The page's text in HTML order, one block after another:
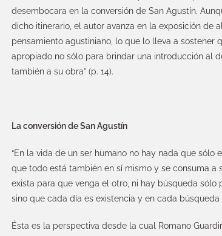
desembocara en la conversión de San Agustín.
dicho itinerario, el autor avanza en la exposición de
pensamiento agustiniano, lo que lo lleva a sostener
apropiado no sólo para brindar una introducción al
también a su obra” (p. 14).
La conversión de San Agustín
“En la vida de un ser humano no hay nada que sólo
que todo está también en sí mismo y se consuma a
exista para que venga el otro, ni hay búsqueda sólo
sino que cada día es existencia y en cada búsqueda
Ésta es la perspectiva desde la cual Romano